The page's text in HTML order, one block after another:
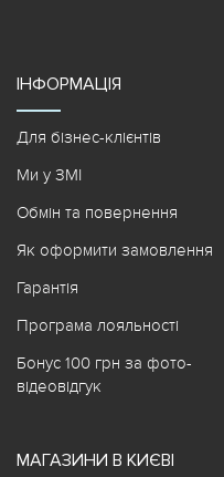
ІНФОРМАЦІЯ
Для бізнес-клієнтів
Ми у ЗМІ
Обмін та повернення
Як оформити замовлення
Гарантія
Програма лояльності
Бонус 100 грн за фото-
відеовідгук
МАГАЗИНИ В КИЄВІ